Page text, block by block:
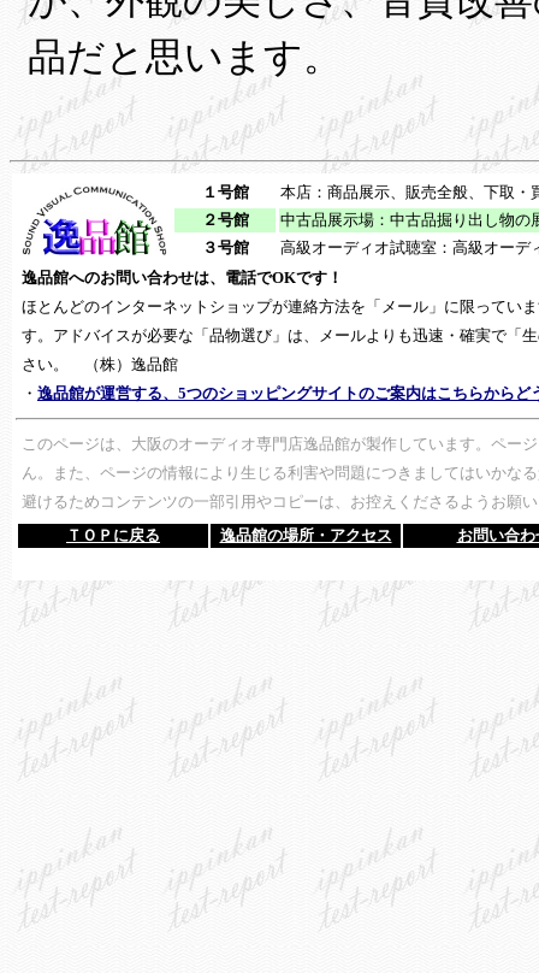
品だと思います。
１号館
本店：商品展示、販売全般、下取・
２号館
中古品展示場：中古品掘り出し物の
３号館
高級オーディオ試聴室：高級オーデ
逸品館へのお問い合わせは、 電話でOKです！
ほとんどのインターネットショップが連絡方法を「メール」に限ってい
す。アドバイスが必要な「品物選び」は、メールよりも迅速・確実で「
さい。 （株）逸品館
・ 逸品館が運営する、5つのショッピングサイトのご案内はこちらからど
このページは、大阪のオーディオ専門店逸品館が製作しています。ペ
ん。また、ページの情報により生じる利害や問題につきましてはいかな
避けるためコンテンツの一部引用やコピーは、お控えくださるようお願
ＴＯＰに戻る
逸品館の場所・アクセス お問い合わ